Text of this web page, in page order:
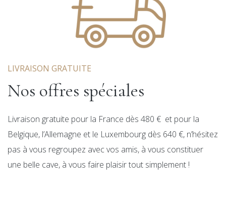
LIVRAISON GRATUITE
Nos offres spéciales
Livraison gratuite pour la France dès 480 € et pour la
Belgique, l’Allemagne et le Luxembourg dès 640 €, n’hésitez
pas à vous regroupez avec vos amis, à vous constituer
une belle cave, à vous faire plaisir tout simplement !